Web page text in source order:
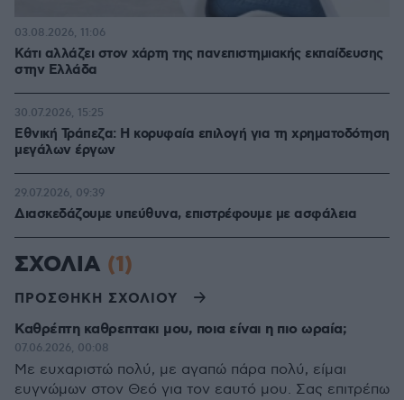
Κάτι αλλάζει στον χάρτη της πανεπιστημιακής εκπαίδευσης
στην Ελλάδα
03.08.2026, 11:06
Εθνική Τράπεζα: Η κορυφαία επιλογή για τη χρηματοδότηση
μεγάλων έργων
30.07.2026, 15:25
Διασκεδάζουμε υπεύθυνα, επιστρέφουμε με ασφάλεια
29.07.2026, 09:39
ΣΧΟΛΙΑ (1)
ΠΡΟΣΘΗΚΗ ΣΧΟΛΙΟΥ
Καθρέπτη καθρεπτακι μου, ποια είναι η πιο ωραία;
07.06.2026, 00:08
Με ευχαριστώ πολύ, με αγαπώ πάρα πολύ, είμαι
ευγνώμων στον Θεό για τον εαυτό μου. Σας επιτρέπω